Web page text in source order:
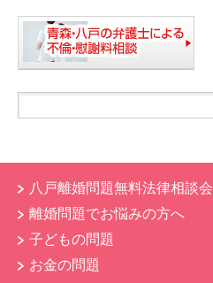
八戸離婚問題無料法律相談会
離婚問題でお悩みの方へ
子どもの問題
お金の問題